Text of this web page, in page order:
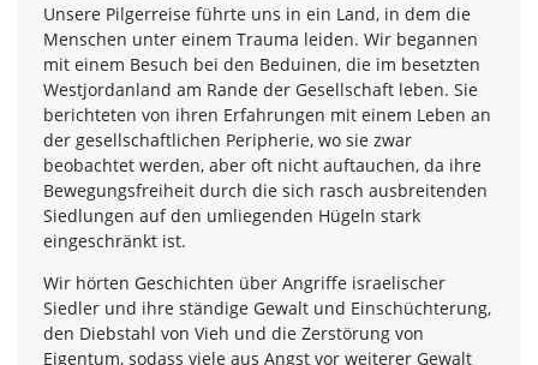
Unsere Pilgerreise führte uns in ein Land, in dem die
Menschen unter einem Trauma leiden. Wir begannen
mit einem Besuch bei den Beduinen, die im besetzten
Westjordanland am Rande der Gesellschaft leben. Sie
berichteten von ihren Erfahrungen mit einem Leben an
der gesellschaftlichen Peripherie, wo sie zwar
beobachtet werden, aber oft nicht auftauchen, da ihre
Bewegungsfreiheit durch die sich rasch ausbreitenden
Siedlungen auf den umliegenden Hügeln stark
eingeschränkt ist.
Wir hörten Geschichten über Angriffe israelischer
Siedler und ihre ständige Gewalt und Einschüchterung,
den Diebstahl von Vieh und die Zerstörung von
Eigentum, sodass viele aus Angst vor weiterer Gewalt